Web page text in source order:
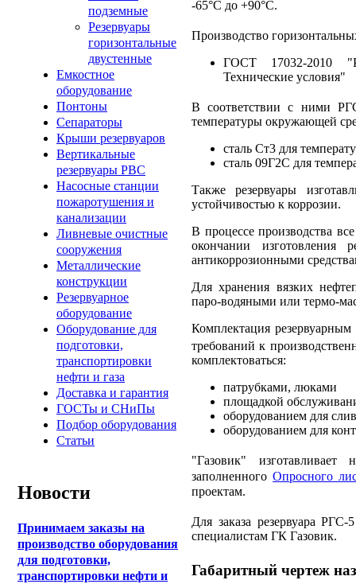
подземные
Резервуары
горизонтальные
двустенные
Емкостное
оборудование
Понтоны
Сепараторы
Крыши резервуаров
Вертикальные
резервуары РВС
Насосные станции
пожаротушения и
канализации
Ливневые очистные
сооружения
Металлические
конструкции
Резервуарное
оборудование
Оборудование для
подготовки,
транспортировки
нефти и газа
Доставка и гарантия
ГОСТы и СНиПы
Подбор оборудования
Статьи
Новости
Принимаем заказы на
производство оборудования
для подготовки,
транспортировки нефти и
-65°С до +90°С.
Производство
ГОСТ 17032-2010
Технические условия"
В соответствии с ними
температуры окружающей
сталь Ст3 для
сталь 09Г2С для
Также резервуары
устойчивостью к коррозии.
В процессе производства
окончании изготовления
антикоррозионными
Для хранения вязких
паро-водяными или термо-
Комплектация
требований к
комплектоваться:
патрубками, люками
площадкой
оборудованием для
оборудованием для
"Газовик"
заполненногоОпросного
проектам.
Для заказа резервуара РГС-
специалистам ГК Газовик.
Габаритный чертеж